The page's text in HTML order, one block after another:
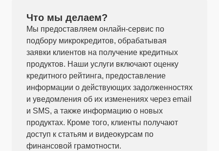
Что мы делаем?
Мы предоставляем онлайн-сервис по
подбору микрокредитов, обрабатывая
заявки клиентов на получение кредитных
продуктов. Наши услуги включают оценку
кредитного рейтинга, предоставление
информации о действующих задолженностях
и уведомления об их изменениях через email
и SMS, а также информацию о новых
продуктах. Кроме того, клиенты получают
доступ к статьям и видеокурсам по
финансовой грамотности.